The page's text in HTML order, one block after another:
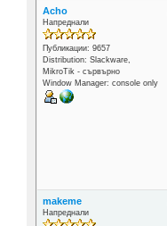
Acho
Напреднали
Публикации: 9657
Distribution: Slackware,
MikroTik - сървърно
Window Manager: console only
makeme
Напреднали